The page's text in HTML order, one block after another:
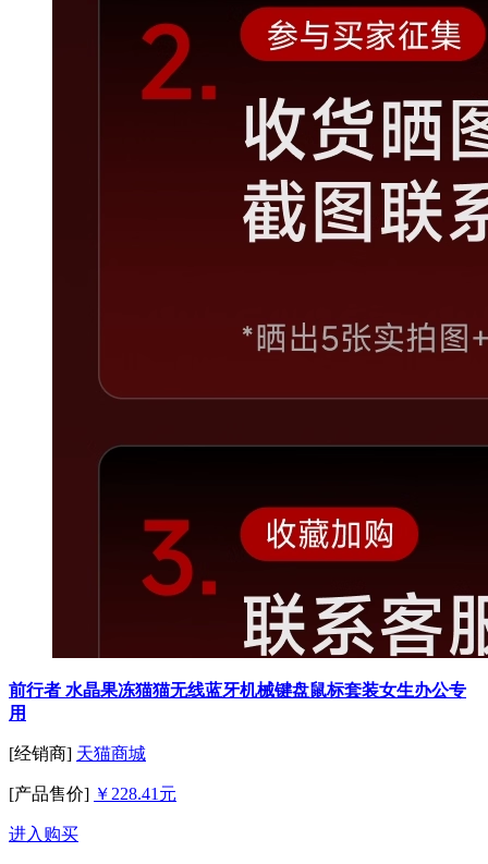
前行者 水晶果冻猫猫无线蓝牙机械键盘鼠标套装女生办公专
用
[经销商] 天猫商城
[产品售价] ￥228.41元
进入购买